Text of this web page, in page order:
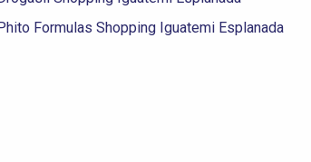
Formulas Shopping Iguatemi Esplanada